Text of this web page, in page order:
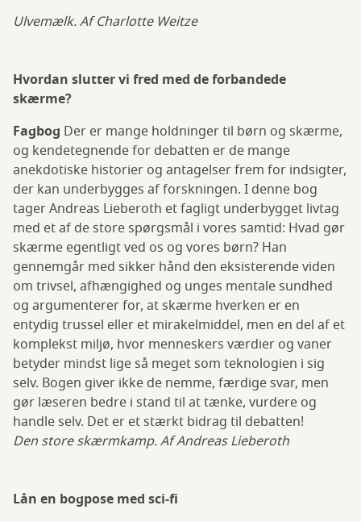
Ulvemælk. Af Charlotte Weitze
Hvordan slutter vi fred med de forbandede
skærme?
Fagbog Der er mange holdninger til børn og skærme,
og kendetegnende for debatten er de mange
anekdotiske historier og antagelser frem for indsigter,
der kan underbygges af forskningen. I denne bog
tager Andreas Lieberoth et fagligt underbygget livtag
med et af de store spørgsmål i vores samtid: Hvad gør
skærme egentligt ved os og vores børn? Han
gennemgår med sikker hånd den eksisterende viden
om trivsel, afhængighed og unges mentale sundhed
og argumenterer for, at skærme hverken er en
entydig trussel eller et mirakelmiddel, men en del af et
komplekst miljø, hvor menneskers værdier og vaner
betyder mindst lige så meget som teknologien i sig
selv. Bogen giver ikke de nemme, færdige svar, men
gør læseren bedre i stand til at tænke, vurdere og
handle selv. Det er et stærkt bidrag til debatten!
Den store skærmkamp. Af Andreas Lieberoth
Lån en bogpose med sci-fi